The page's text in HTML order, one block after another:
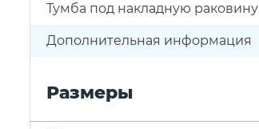
Тумба под накладную раковину
Дополнительная информация
Размеры